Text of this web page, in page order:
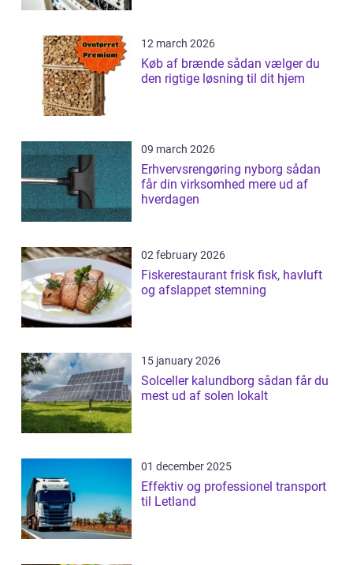
12 march 2026
Køb af brænde sådan vælger du
den rigtige løsning til dit hjem
09 march 2026
Erhvervsrengøring nyborg sådan
får din virksomhed mere ud af
hverdagen
02 february 2026
Fiskerestaurant frisk fisk, havluft
og afslappet stemning
15 january 2026
Solceller kalundborg sådan får du
mest ud af solen lokalt
01 december 2025
Effektiv og professionel transport
til Letland